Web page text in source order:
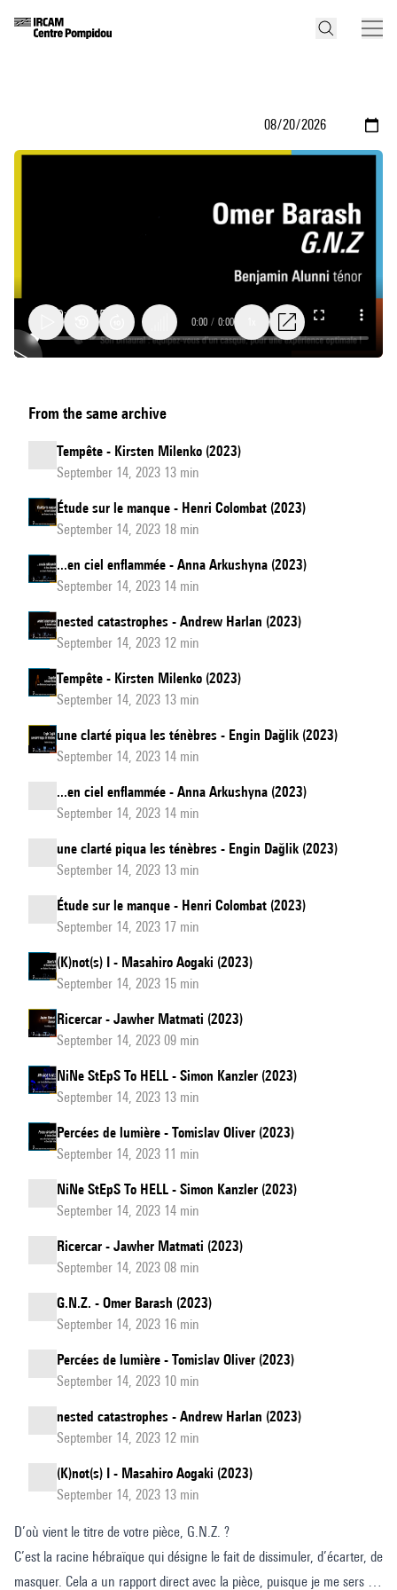
0:00 / 0:00
From the same archive
Tempête - Kirsten Milenko (2023)
September 14, 2023 13 min
Étude sur le manque - Henri Colombat (2023)
September 14, 2023 18 min
...en ciel enflammée - Anna Arkushyna (2023)
September 14, 2023 14 min
nested catastrophes - Andrew Harlan (2023)
September 14, 2023 12 min
Tempête - Kirsten Milenko (2023)
September 14, 2023 13 min
une clarté piqua les ténèbres - Engin Dağlik (2023)
September 14, 2023 14 min
...en ciel enflammée - Anna Arkushyna (2023)
September 14, 2023 14 min
une clarté piqua les ténèbres - Engin Dağlik (2023)
September 14, 2023 13 min
Étude sur le manque - Henri Colombat (2023)
September 14, 2023 17 min
(K)not(s) I - Masahiro Aogaki (2023)
September 14, 2023 15 min
Ricercar - Jawher Matmati (2023)
September 14, 2023 09 min
NiNe StEpS To HELL - Simon Kanzler (2023)
September 14, 2023 13 min
Percées de lumière - Tomislav Oliver (2023)
September 14, 2023 11 min
NiNe StEpS To HELL - Simon Kanzler (2023)
September 14, 2023 14 min
Ricercar - Jawher Matmati (2023)
September 14, 2023 08 min
G.N.Z. - Omer Barash (2023)
September 14, 2023 16 min
Percées de lumière - Tomislav Oliver (2023)
September 14, 2023 10 min
nested catastrophes - Andrew Harlan (2023)
September 14, 2023 12 min
(K)not(s) I - Masahiro Aogaki (2023)
September 14, 2023 13 min
D’où vient le titre de votre pièce, G.N.Z. ?
C’est la racine hébraïque qui désigne le fait de dissimuler, d’écarter, de
masquer. Cela a un rapport direct avec la pièce, puisque je me sers de